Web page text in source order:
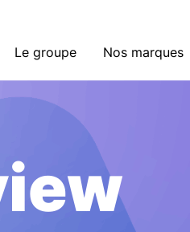
Le groupe Nos marques